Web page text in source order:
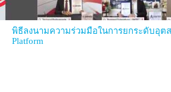
พิธีลงนามความร่วมมือในการยกระดับอุต
Platform